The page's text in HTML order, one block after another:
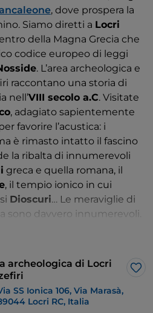
, dove prospera la
Siamo diretti a Locri
della Magna Grecia che
codice europeo di leggi
. L’area archeologica e
raccontano una storia di
nell’VIII secolo a.C. Visitate
, adagiato sapientemente
favorire l’acustica: i
è rimasto intatto il fascino
la ribalta di innumerevoli
greca e quella romana, il
, il tempio ionico in cui
Dioscuri… Le meraviglie di
sono davvero innumerevoli.
va incontro al suo
archeologica di Locri
SS Ionica 106, Via Marasà,
Locri RC, Italia